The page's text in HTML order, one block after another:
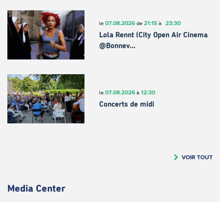
le 07.08.2026de 21:15à 23:30
Lola Rennt (City Open Air Cinema
@Bonnev…
le 07.08.2026à 12:30
Concerts de midi
VOIR TOUT
Media Center